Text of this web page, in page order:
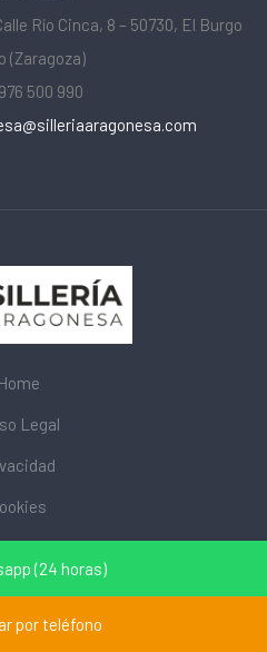
(24 horas)
por teléfono
Río Cinca, 8 – 50730, El Burgo
(Zaragoza)
500 990
Home
Legal
Web de mobiliario escolar cerca